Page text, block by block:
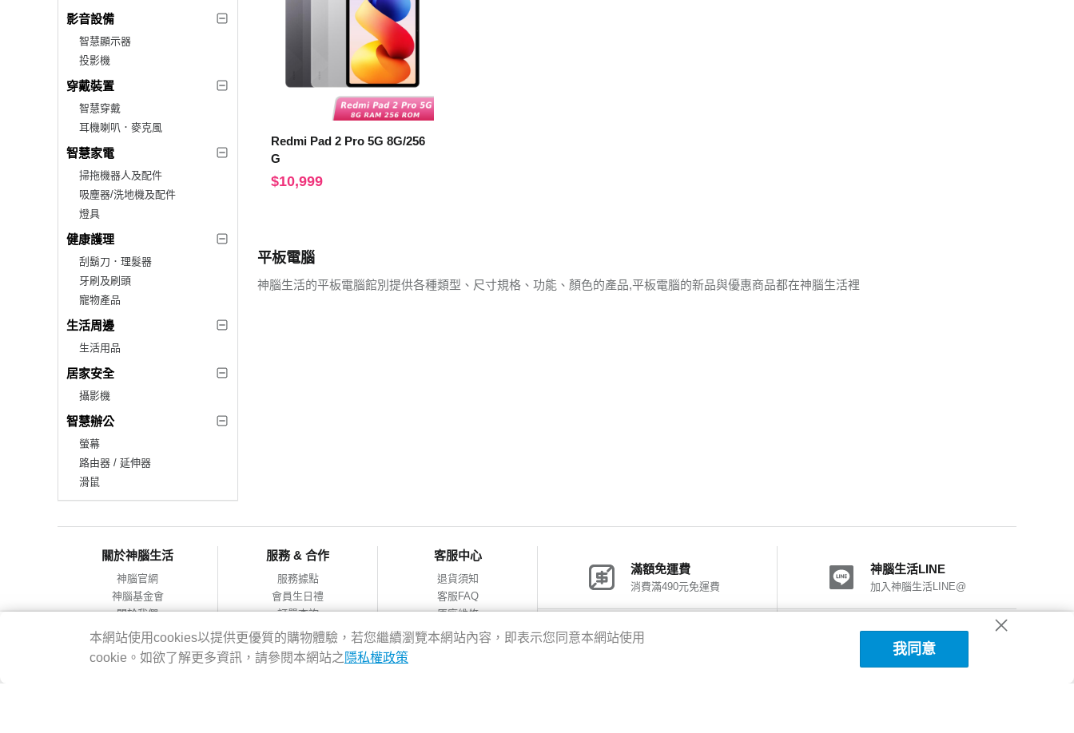
影音設備
智慧顯示器
投影機
穿戴裝置
智慧穿戴
耳機喇叭．麥克風
智慧家電
掃拖機器人及配件
吸塵器/洗地機及配件
燈具
健康護理
刮鬍刀．理髮器
牙刷及刷頭
寵物產品
生活周邊
生活用品
居家安全
攝影機
智慧辦公
螢幕
路由器 / 延伸器
滑鼠
Redmi Pad 2 Pro 5G 8G/256
G
$10,999
平板電腦
神腦生活的平板電腦館別提供各種類型、尺寸規格、功能、顏色的產品,平板電腦的新品與優惠商品都在神腦生活裡
關於神腦生活
神腦官網
神腦基金會
關於我們
會員服務條款
隱私權政策
網站導覽
服務 & 合作
服務據點
會員生日禮
訂單查詢
合作提案
客服中心
退貨須知
客服FAQ
原廠維修
網購包裝減量
滿額免運費
消費滿490元免運費
神腦生活LINE
加入神腦生活LINE@
神腦會員福利 神腦國際粉絲團
加入FB粉絲團
本網站使用cookies以提供更優質的購物體驗，若您繼續瀏覽本網站內容，即表示您同意本網站使用
cookie。如欲了解更多資訊，請參閱本網站之 隱私權政策
我同意